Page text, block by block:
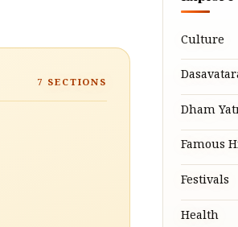
7 SECTIONS
Culture
Dham
Famous
Festivals
Health